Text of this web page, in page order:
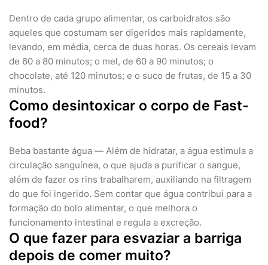
Dentro de cada grupo alimentar, os carboidratos são
aqueles que costumam ser digeridos mais rapidamente,
levando, em média, cerca de duas horas. Os cereais levam
de 60 a 80 minutos; o mel, de 60 a 90 minutos; o
chocolate, até 120 minutos; e o suco de frutas, de 15 a 30
minutos.
Como desintoxicar o corpo de Fast-
food?
Beba bastante água — Além de hidratar, a água estimula a
circulação sanguínea, o que ajuda a purificar o sangue,
além de fazer os rins trabalharem, auxiliando na filtragem
do que foi ingerido. Sem contar que água contribui para a
formação do bolo alimentar, o que melhora o
funcionamento intestinal e regula a excreção.
O que fazer para esvaziar a barriga
depois de comer muito?